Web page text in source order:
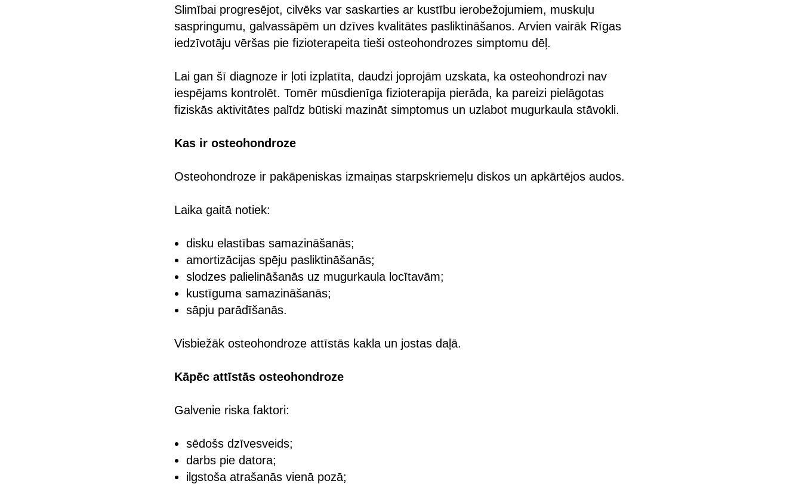
Slimībai progresējot, cilvēks var saskarties ar kustību ierobežojumiem, muskuļu
saspringumu, galvassāpēm un dzīves kvalitātes pasliktināšanos. Arvien vairāk Rīgas
iedzīvotāju vēršas pie fizioterapeita tieši osteohondrozes simptomu dēļ.
Lai gan šī diagnoze ir ļoti izplatīta, daudzi joprojām uzskata, ka osteohondrozi nav
iespējams kontrolēt. Tomēr mūsdienīga fizioterapija pierāda, ka pareizi pielāgotas
fiziskās aktivitātes palīdz būtiski mazināt simptomus un uzlabot mugurkaula stāvokli.
Kas ir osteohondroze
Osteohondroze ir pakāpeniskas izmaiņas starpskriemeļu diskos un apkārtējos audos.
Laika gaitā notiek:
disku elastības samazināšanās;
amortizācijas spēju pasliktināšanās;
slodzes palielināšanās uz mugurkaula locītavām;
kustīguma samazināšanās;
sāpju parādīšanās.
Visbiežāk osteohondroze attīstās kakla un jostas daļā.
Kāpēc attīstās osteohondroze
Galvenie riska faktori:
sēdošs dzīvesveids;
darbs pie datora;
ilgstoša atrašanās vienā pozā;